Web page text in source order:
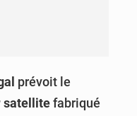
prévoit le
satellitefabriqué